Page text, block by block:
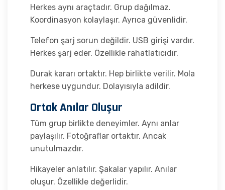
Herkes aynı araçtadır. Grup dağılmaz.
Koordinasyon kolaylaşır. Ayrıca güvenlidir.
Telefon şarj sorun değildir. USB girişi vardır.
Herkes şarj eder. Özellikle rahatlatıcıdır.
Durak kararı ortaktır. Hep birlikte verilir. Mola
herkese uygundur. Dolayısıyla adildir.
Ortak Anılar Oluşur
Tüm grup birlikte deneyimler. Aynı anlar
paylaşılır. Fotoğraflar ortaktır. Ancak
unutulmazdır.
Hikayeler anlatılır. Şakalar yapılır. Anılar
oluşur. Özellikle değerlidir.